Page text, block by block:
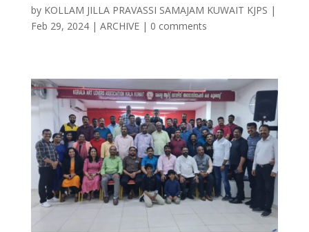
by KOLLAM JILLA PRAVASSI SAMAJAM KUWAIT KJPS |
Feb 29, 2024| ARCHIVE| 0 comments